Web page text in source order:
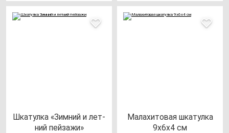
Шка­тул­ка «Зим­ний и лет­
ний пей­за­жи»
Мала­хи­то­вая шка­тул­ка
9х6х4 см